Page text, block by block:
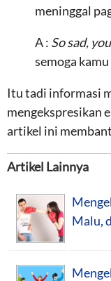
meninggal
A : So sad,
semoga
Itu tadi informasi
mengekspresikan
artikel ini
Artikel Lainnya
Malu,